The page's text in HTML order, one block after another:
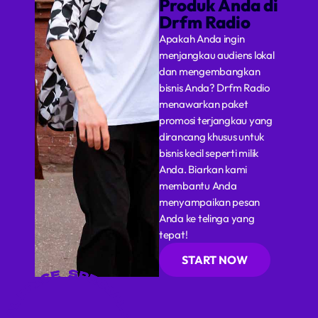
Schedule
Podcasts
Charts
Events
Team
Videos
Contacts
Promote
Produk Anda di
Drfm Radio
Apakah Anda ingin
menjangkau audiens lokal
dan mengembangkan
bisnis Anda? Drfm Radio
menawarkan paket
promosi terjangkau yang
dirancang khusus untuk
bisnis kecil seperti milik
Anda. Biarkan kami
membantu Anda
menyampaikan pesan
Anda ke telinga yang
tepat!
START NOW